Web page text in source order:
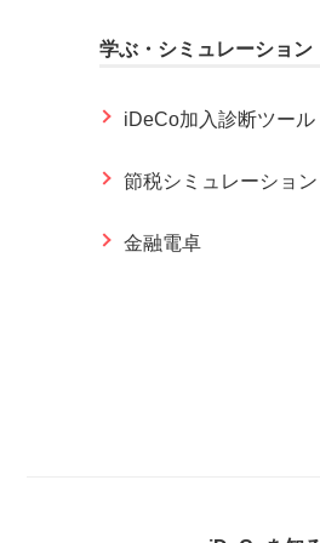
学ぶ・シミュレーション
iDeCo加入診断ツール
節税シミュレーション
金融電卓